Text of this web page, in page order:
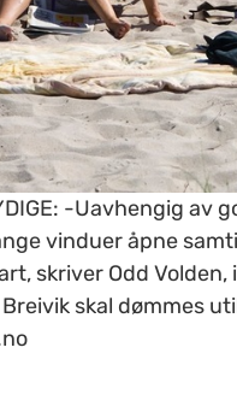
-Uavhengig
vinduer åpne
skriver Odd
skal dømmes